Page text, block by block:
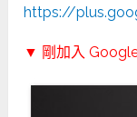
https://
▼ 剛加入